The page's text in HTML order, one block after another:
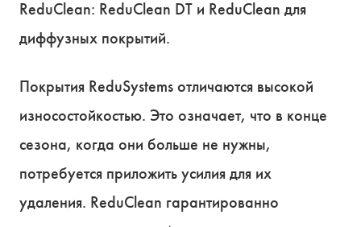
ReduClean: ReduClean DT и ReduClean для
диффузных покрытий.
Покрытия ReduSystems отличаются высокой
износостойкостью. Это означает, что в конце
сезона, когда они больше не нужны,
потребуется приложить усилия для их
удаления. ReduClean гарантированно